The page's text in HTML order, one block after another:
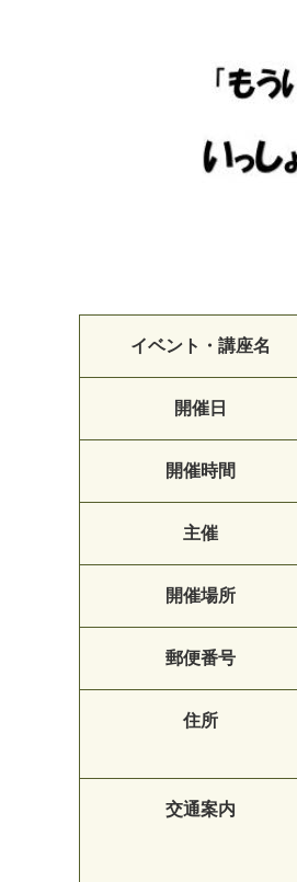
イベント・講座名
開催日
開催時間
主催
開催場所
郵便番号
住所
交通案内